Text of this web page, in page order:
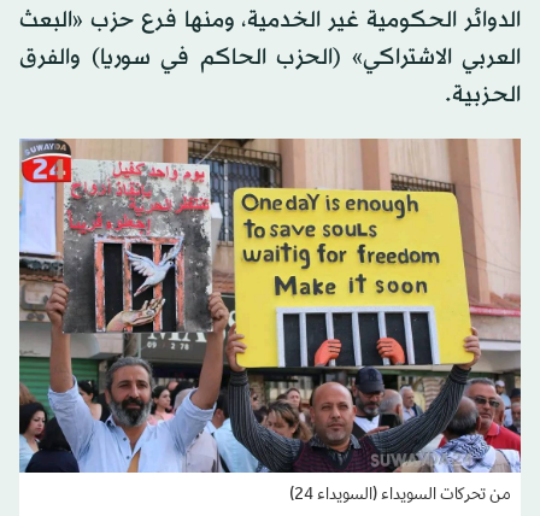
الدوائر الحكومية غير الخدمية، ومنها فرع حزب «البعث
العربي الاشتراكي» (الحزب الحاكم في سوريا) والفرق
الحزبية.
من تحركات السويداء (السويداء 24)